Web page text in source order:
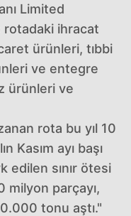
Limited
rotadaki ihracat
ürünleri, tıbbi
ve entegre
ürünleri ve
rota bu yıl 10
Kasım ayı başı
edilen sınır ötesi
milyon parçayı,
tonu aştı."